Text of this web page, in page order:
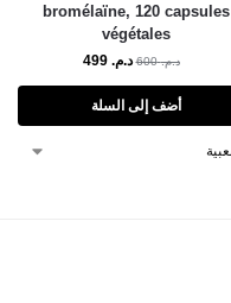
bromélaïne, 120 capsules
végétales
د.م.600 د.م. 499
أضف إلى السلة